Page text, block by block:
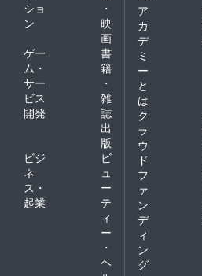
ショ
ン
・
映
画
ゲー
ム・
サー
ビス
開発
書
籍
・
雑
誌
出
版
ビジ
ネ
ス・
起業
ビ
ュ
ー
テ
ィ
ー
・
ヘ
ア
カ
デ
ミ
ー
と
は
ク
ラ
ウ
ド
フ
ァ
ン
デ
ィ
ン
グ